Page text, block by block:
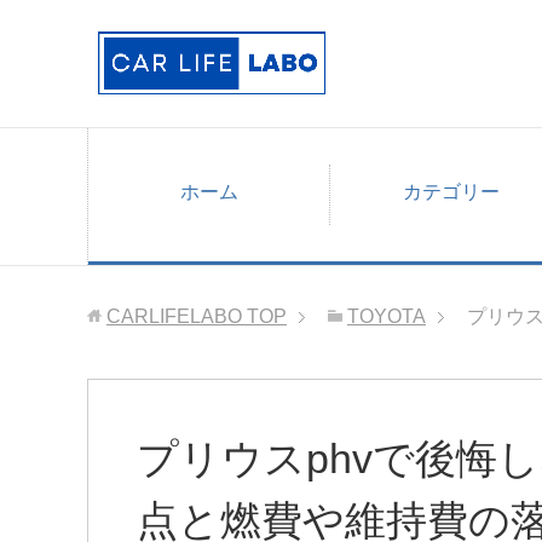
ホーム カテゴリー
CARLIFELABO TOP TOYOTA プリウ
プリウスphvで後悔
点と燃費や維持費の